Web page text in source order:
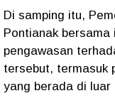
Di samping itu,
Pontianak
pengawasan
tersebut, termasuk
yang berada di luar